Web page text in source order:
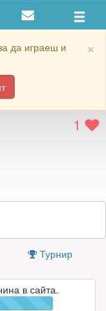
×
да играеш и
1
Турнир
в сайта.